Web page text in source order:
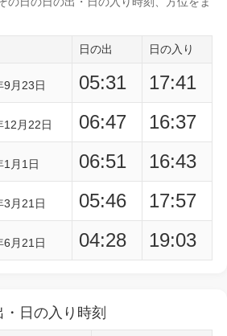
日の出 日の入り
9月23日 05:31
17:41
12月22日 06:47
16:37
1月1日 06:51
16:43
3月21日 05:46
17:57
6月21日 04:28 19:03
日の入り時刻